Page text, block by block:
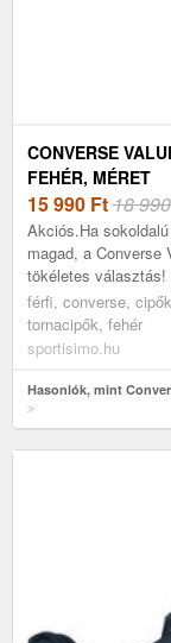
CONVERSE
FEHÉR, MÉRET
15 990 Ft18
Akciós.Ha
magad, a Converse
tökéletes
férfi, converse,
tornacipők, fehér
sportisimo.hu
Hasonlók, mint